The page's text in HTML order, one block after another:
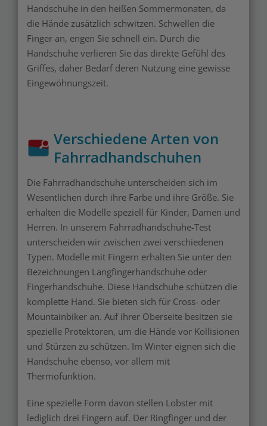
Handschuhe in den heißen Sommermonaten, da
die Hände zusätzlich schwitzen. Schwellen die
Finger an, engen Sie schnell ein. Durch die
Handschuhe verlieren Sie das direkte Gefühl des
Griffes, daher Bedarf deren Nutzung eine gewisse
Eingewöhnungszeit.
Verschiedene Arten von
Fahrradhandschuhen
Die Fahrradhandschuhe unterscheiden sich im
Wesentlichen durch ihre Farbe und ihre Größe. Sie
erhalten die Modelle speziell für Kinder, Damen und
Herren. In unserem Fahrradhandschuhe-Test
unterscheiden wir zwischen zwei verschiedenen
Typen. Modelle mit Fingern erhalten Sie unter den
Bezeichnungen Langfingerhandschuhe oder
Fingerhandschuhe. Diese Handschuhe schützen die
komplette Hand. Sie bieten sich für Cross- oder
Mountainbiker an. Auf ihrer Oberseite besitzen sie
spezielle Protektoren, um die Hände vor Kollisionen
und Stürzen zu schützen. Im Winter eignen sich die
Handschuhe ebenso, vor allem mit
Thermofunktion.
Eine spezielle Form davon stellen Lobster mit
lediglich drei Fingern auf. Der Ringfinger und der